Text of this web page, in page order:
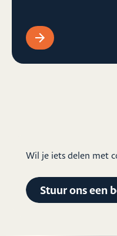
Wil je iets delen met
Stuur ons een